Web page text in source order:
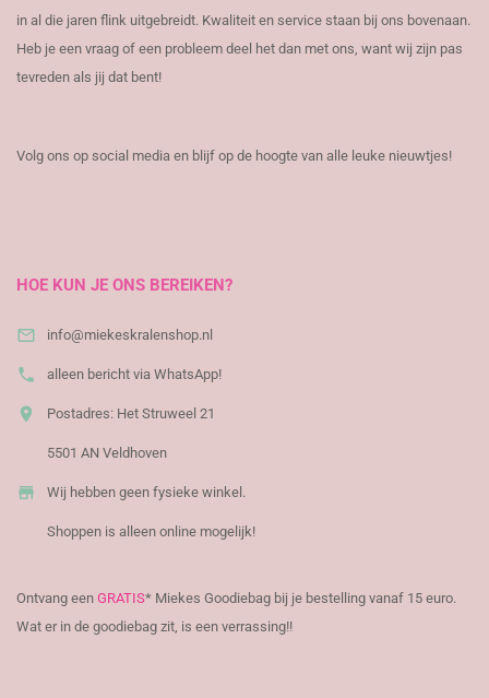
in al die jaren flink uitgebreidt. Kwaliteit en service staan bij ons bovenaan.
Heb je een vraag of een probleem deel het dan met ons, want wij zijn pas
tevreden als jij dat bent!
Volg ons op social media en blijf op de hoogte van alle leuke nieuwtjes!
HOE KUN JE ONS BEREIKEN?
 info@miekeskralenshop.nl
 alleen bericht via WhatsApp!
 Postadres: Het Struweel 21
5501 AN Veldhoven
 Wij hebben geen fysieke winkel.
Shoppen is alleen online mogelijk!
Ontvang een GRATIS* Miekes Goodiebag bij je bestelling vanaf 15 euro.
Wat er in de goodiebag zit, is een verrassing!!